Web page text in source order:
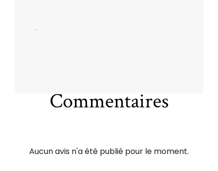
Commentaires
Aucun avis n'a été publié pour le moment.